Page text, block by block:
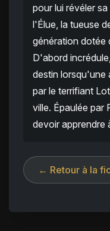
pour lui révéler
l'Élue, la tueuse
génération dotée
D'abord
destin lorsqu'une
par le terrifiant
ville. Épaulée par
devoir apprendre
← Retour à la